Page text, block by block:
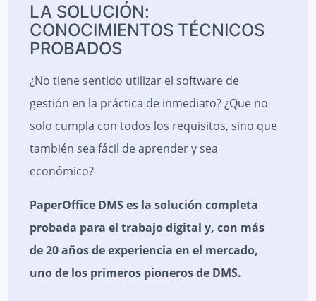
LA SOLUCIÓN:
CONOCIMIENTOS TÉCNICOS
PROBADOS
¿No tiene sentido utilizar el software de
gestión en la práctica de inmediato? ¿Que no
solo cumpla con todos los requisitos, sino que
también sea fácil de aprender y sea
económico?
PaperOffice DMS es la solución completa
probada para el trabajo digital y, con más
de 20 años de experiencia en el mercado,
uno de los primeros pioneros de DMS.